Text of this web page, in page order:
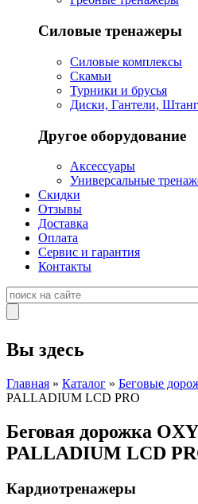
Силовые тренажеры
Силовые комплексы
Скамьи
Турники и брусья
Диски, Гантели,
Другое оборудование
Аксессуары
Универсальные
Скидки
Отзывы
Доставка
Оплата
Сервис и гарантия
Контакты
Вы здесь
Главная » Каталог » Беговые
PALLADIUM LCD PRO
Беговая дорожка
PALLADIUM LCD
Кардиотренажеры